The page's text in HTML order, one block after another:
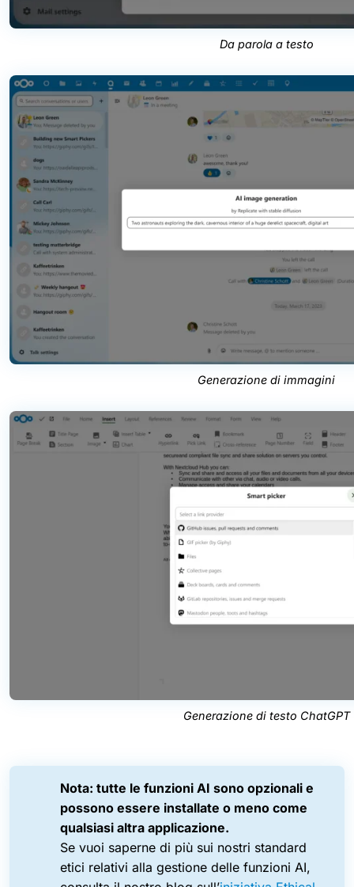
Da parola a testo
Generazione di immagini
Generazione di testo ChatGPT
Nota: tutte le funzioni AI sono opzionali e
possono essere installate o meno come
qualsiasi altra applicazione.
Se vuoi saperne di più sui nostri standard
etici relativi alla gestione delle funzioni AI,